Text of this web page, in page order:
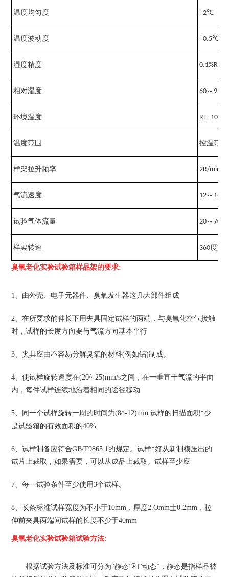
温度均匀度 ±2℃
温度波动度 ±0.5℃
湿度精度 0.1%RH
相对湿度 60～
环境温度 RT+10
温度范围 控温范
样架拉升频率 2R/min(
气流速度 12～
试验气体流量 20～70L/
样架转速 360度旋
臭氧老化实验试验箱样品架的要求:
1、由外壳、电子元器件、臭氧发生器这几大部件组成
2、在所要求的伸长下用夹具固定试样的两端，与臭氧化空气接触
时，试样的长度方向要与气流方向基本平行
3、夹具应由不容易分解臭氧的材料(例如铝)制成。
4、使试样旋转速度在(20^-25)mm/s之间，在一垂直干气流的平面
内，每件试样连续地沿着相同的途径移动
5、同一个试样旋转一周的时间为(8^-12)min.试样的扫描面积*少
是试验箱的有效面积的40%.
6、试样制备应符合GB/T9865.1的规定。试样*好从新制模压出的
试片上裁取，如果需要，可以从成品上裁取。试样至少应
7、每一试验条件至少使用3个试样。
8、长条标准试样宽度为不小于10mm，厚度2.Omm士0.2mm，拉
伸前夹具两端间试样的长度不少于40mm
臭氧老化实验试验箱试验方法:
根据试验方法及标准可分为“静态”和“动态”，静态是指样品被